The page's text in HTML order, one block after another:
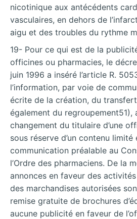
nicotinique aux antécédents
vasculaires, en dehors de
aigu et des troubles du rythme
19- Pour ce qui est de la
officines ou pharmacies, le
juin 1996 a inséré l’article R.
l’information, par voie de
écrite de la création, du
également du regroupement51),
changement du titulaire d’une
sous réserve d’un contenu limité
communication préalable au
l’Ordre des pharmaciens. De la
annonces en faveur des
des marchandises autorisées
remise gratuite de brochures
aucune publicité en faveur de